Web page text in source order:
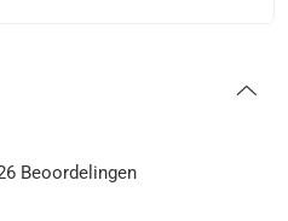
Beoordelingen